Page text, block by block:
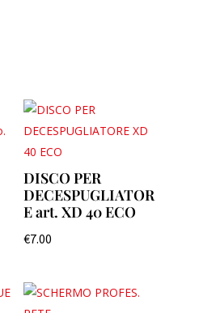
DISCO PER
DECESPUGLIATOR
E art. XD 40 ECO
€7.00